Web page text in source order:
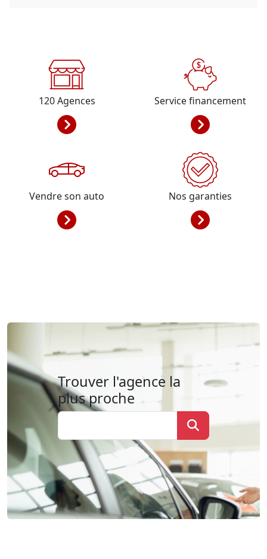
120Agences Service financement
Vendre son auto Nos garanties
Trouver l'agence la
plus proche